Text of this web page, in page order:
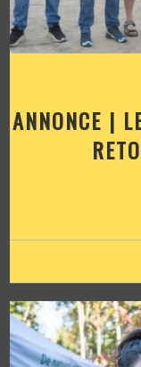
ANNONCE |